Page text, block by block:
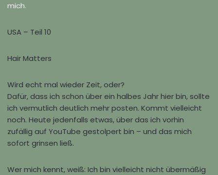
mich.
USA – Teil 10
Hair Matters
Wird echt mal wieder Zeit, oder?
Dafür, dass ich schon über ein halbes Jahr hier bin, sollte
ich vermutlich deutlich mehr posten. Kommt vielleicht
noch. Heute jedenfalls etwas, über das ich vorhin
zufällig auf YouTube gestolpert bin – und das mich
sofort grinsen ließ.
Wer mich kennt, weiß: Ich bin vielleicht nicht übermäßig